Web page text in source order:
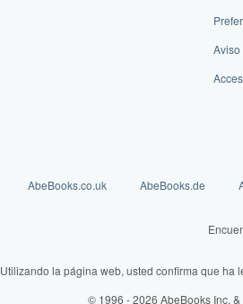
Aviso
AbeBooks.co.uk AbeBooks.de
Utilizando la página web, usted confirma que ha
© 1996 - 2026 AbeBooks Inc.